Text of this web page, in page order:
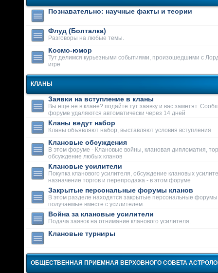
Познавательно: научные факты и теории
Флуд (Болталка)
Разговоры на любые темы.
Космо-юмор
Тут делимся курьезными событиями, произошедшими с
игре
КЛАНЫ
Заявки на вступление в кланы
Вы еще не в клане? подайте тут заявку и вас заметят.
форуме удаляются автоматически через 14 дней
Кланы ведут набор
Кланы объявляют набор, выставляют условия вступления
Клановые обсуждения
В этом форуме - Клановые войны, клановая дипломатия,
обсуждение любых кланов
Клановые усилители
Покупка кланового усилителя, обсуждение клановых
назначение торгов и перепродажа - в этом форуме
Закрытые персональные форумы кланов
В этом разделе находятся закрытые персональные форумы
получаемые вместе с усилителем.
Война за клановые усилители
Подача заявок на отнимание кланового усилителя.
Клановые турниры
ОБЩЕСТВЕННАЯ ПРИЕМНАЯ ВЕРХОВНОГО СОВЕТА